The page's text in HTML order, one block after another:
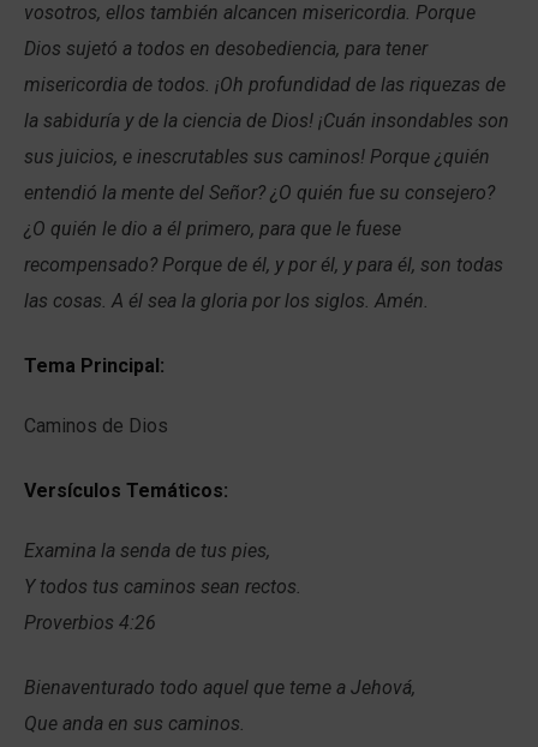
vosotros, ellos también alcancen misericordia. Porque
Dios sujetó a todos en desobediencia, para tener
misericordia de todos. ¡Oh profundidad de las riquezas de
la sabiduría y de la ciencia de Dios! ¡Cuán insondables son
sus juicios, e inescrutables sus caminos! Porque ¿quién
entendió la mente del Señor? ¿O quién fue su consejero?
¿O quién le dio a él primero, para que le fuese
recompensado? Porque de él, y por él, y para él, son todas
las cosas. A él sea la gloria por los siglos. Amén.
Tema Principal:
Caminos de Dios
Versículos Temáticos:
Examina la senda de tus pies,
Y todos tus caminos sean rectos.
Proverbios 4:26
Bienaventurado todo aquel que teme a Jehová,
Que anda en sus caminos.